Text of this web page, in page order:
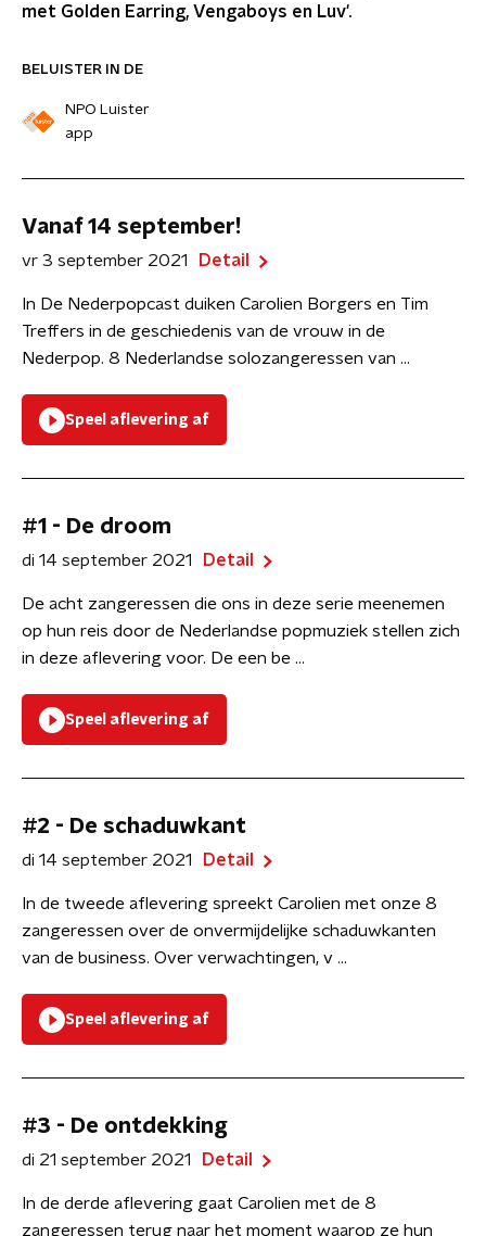
met Golden Earring, Vengaboys en Luv'.
BELUISTER IN DE
NPO Luister
app
Vanaf 14 september!
vr 3 september 2021 Detail
In De Nederpopcast duiken Carolien Borgers en Tim
Treffers in de geschiedenis van de vrouw in de
Nederpop. 8 Nederlandse solozangeressen van ...
Speel aflevering af
#1 - De droom
di 14 september 2021 Detail
De acht zangeressen die ons in deze serie meenemen
op hun reis door de Nederlandse popmuziek stellen zich
in deze aflevering voor. De een be ...
Speel aflevering af
#2 - De schaduwkant
di 14 september 2021 Detail
In de tweede aflevering spreekt Carolien met onze 8
zangeressen over de onvermijdelijke schaduwkanten
van de business. Over verwachtingen, v ...
Speel aflevering af
#3 - De ontdekking
di 21 september 2021 Detail
In de derde aflevering gaat Carolien met de 8
zangeressen terug naar het moment waarop ze hun